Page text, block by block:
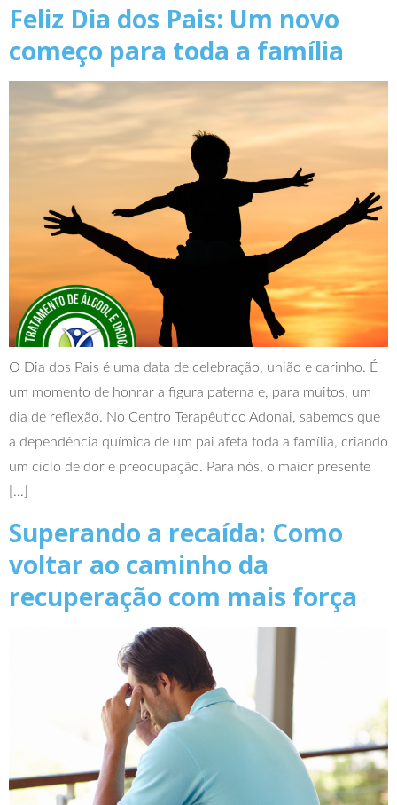
Feliz Dia dos Pais: Um novo
começo para toda a família
O Dia dos Pais é uma data de celebração, união e carinho. É
um momento de honrar a figura paterna e, para muitos, um
dia de reflexão. No Centro Terapêutico Adonai, sabemos que
a dependência química de um pai afeta toda a família, criando
um ciclo de dor e preocupação. Para nós, o maior presente
[…]
Superando a recaída: Como
voltar ao caminho da
recuperação com mais força